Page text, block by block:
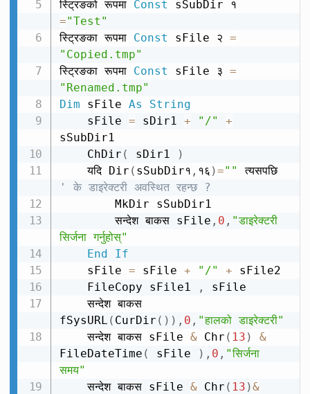
स्ट्रिङको रूपमा Const
="Test"
स्ट्रिङका रूपमा Const sFile २ =
"Copied.tmp"
स्ट्रिङका रूपमा Const sFile ३ =
"Renamed.tmp"
Dim sFile As
String
    sFile
= sDir1 + "/"
+
sSubDir1
    ChDir
( sDir1
)
    यदि Dir
( sSubDir१ , १६ )=""
त्यसपछि
' के डाइरेक्टरी अवस्थित रहन्छ ?
        सन्देश बाकस sFile
, 0 , "डाइरेक्टरी
सिर्जना गर्नुहोस्"
End
If
    sFile
= sFile + "/" + sFile2
    FileCopy sFile1
,
sFile
    सन्देश बाकस
fSysURL ( CurDir ( ) ) , 0 , "हालको डाइरेक्टरी"
    सन्देश बाकस sFile
& Chr ( 13 )
&
FileDateTime ( sFile ) , 0 , "सिर्जना
समय"
    सन्देश बाकस sFile
& Chr ( 13 )&